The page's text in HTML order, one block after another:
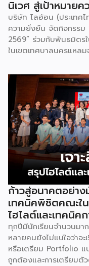
ว่า รางวัลอันทรงเกียรติ
องค์กรระดับแถวหน้าอ
นิเวศ สู่เป้าหมาย
บริษัท ไลอ้อน (ประเทศ
ความยั่งยืน จัดกิจกรรม
2569” ร่วมกับพันธมิต
ในเขตเทศบาลนครแหล
ระบบนิเวศชายฝั่งทะเล
ของทุกภาคส่วนในการอ
กิจกรรมครั้งนี้ได้รับเกี
เทศมนตรีนครแหลมฉบั
บริหารและพนักงานจิต
จำกัด ผู้แทนบริษัทพันธ
หน่วยงานภาครัฐ และ
พันธุ์ไม้ป่าชายเลน ภาย
ชายเลนให้โลกได้หายใ
นิเวศชายฝั่ง ซึ่งเป็นแ
กัดเซาะชายฝั่ง และเพิ่ม
คาร์บอนไดออกไซด์ อันเ
จากการเปลี่ยนแปลงสภ
พัฒนาที่ยั่งยืน
ขององค์การสหประชาช
เชื่อมั่นว่าการดำเนินธุร
สังคมและสิ่งแวดล้อม จึ
ก้าวสู่อนาคตอย่า
เทคนิคพิชิตคณะใ
ไฮไลต์และเทคนิค
ทุกปีมีนักเรียนจำนวนมา
หลายคนยังไม่แน่ใจว่าจ
หรือเตรียม Portfolio
ถูกต้องและการเตรียม